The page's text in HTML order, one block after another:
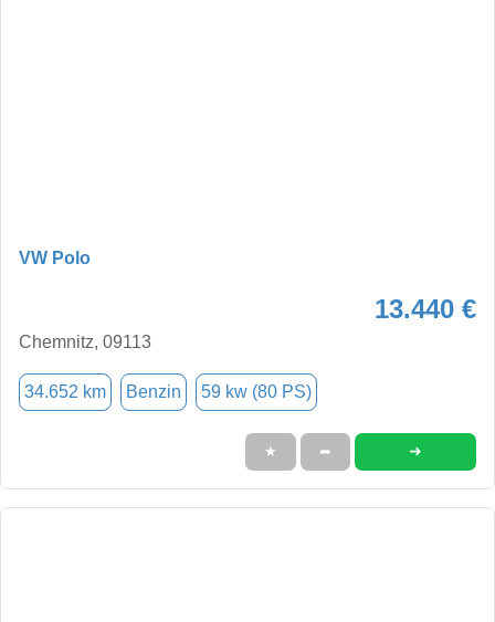
VW Polo
13.440 €
Chemnitz, 09113
34.652 km Benzin 59 kw (80 PS)
★ ➦ ➜